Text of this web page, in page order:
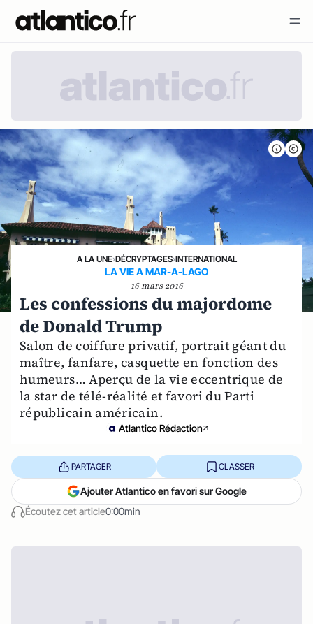
A LA UNE›DÉCRYPTAGES›INTERNATIONAL
LA VIE A MAR-A-LAGO
16 mars 2016
Les confessions du majordome
de Donald Trump
Salon de coiffure privatif, portrait géant du
maître, fanfare, casquette en fonction des
humeurs… Aperçu de la vie eccentrique de
la star de télé-réalité et favori du Parti
républicain américain.
Atlantico Rédaction
Écoutez cet article0:00min
PARTAGER CLASSER
Ajouter Atlantico en favori sur Google